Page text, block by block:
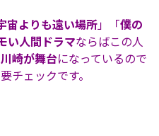
宙よりも遠い場所」「僕の
い人間ドラマならばこの人
川崎が舞台になっているので
チェックです。